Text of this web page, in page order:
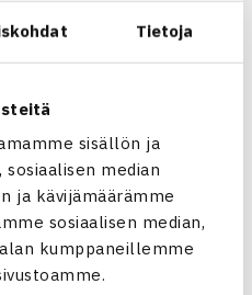
Tietoja
sisällön ja
median
ja kävijämäärämme
sosiaalisen median,
kumppaneillemme
Helsinki. Samaan
kilpailut
Areena, Turku.
kilpailua